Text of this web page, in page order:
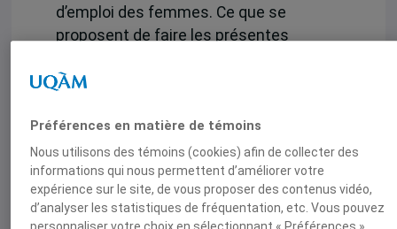
d’emploi des femmes. Ce que se
proposent de faire les présentes
changements dans le système d’emploi
Partant de l’hypothèse que la
libéralisation a des répercussions
spécifiques sur les trajectoires
professionnelles des femmes, l’objectif
Préférences en matière de témoins
Nous utilisons des témoins (cookies) afin de collecter des
informations qui nous permettent d’améliorer votre
expérience sur le site, de vous proposer des contenus vidéo,
d’analyser les statistiques de fréquentation, etc. Vous pouvez
personnaliser votre choix en sélectionnant « Préférences ».